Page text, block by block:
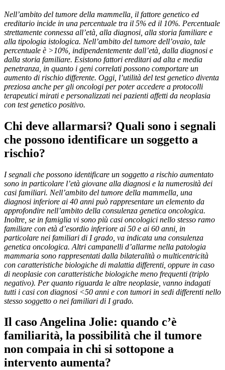
Nell’ambito del tumore della mammella, il fattore genetico ed
ereditario incide in una percentuale tra il 5% ed il 10%. Percentuale
strettamente connessa all’età, alla diagnosi, alla storia familiare e
alla tipologia istologica. Nell’ambito del tumore dell’ovaio, tale
percentuale è >10%, indipendentemente dall’età, dalla diagnosi e
dalla storia familiare. Esistono fattori ereditari ad alta e media
penetranza, in quanto i geni correlati possono comportare un
aumento di rischio differente. Oggi, l’utilità del test genetico diventa
preziosa anche per gli oncologi per poter accedere a protocolli
terapeutici mirati e personalizzati nei pazienti affetti da neoplasia
con test genetico positivo.
Chi deve allarmarsi? Quali sono i segnali
che possono identificare un soggetto a
rischio?
I segnali che possono identificare un soggetto a rischio aumentato
sono in particolare l’età giovane alla diagnosi e la numerosità dei
casi familiari. Nell’ambito del tumore della mammella, una
diagnosi inferiore ai 40 anni può rappresentare un elemento da
approfondire nell’ambito della consulenza genetica oncologica.
Inoltre, se in famiglia vi sono più casi oncologici nello stesso ramo
familiare con età d’esordio inferiore ai 50 e ai 60 anni, in
particolare nei familiari di I grado, va indicata una consulenza
genetica oncologica. Altri campanelli d’allarme nella patologia
mammaria sono rappresentati dalla bilateralità o multicentricità
con caratteristiche biologiche di malattia differenti, oppure in caso
di neoplasie con caratteristiche biologiche meno frequenti (triplo
negativo). Per quanto riguarda le altre neoplasie, vanno indagati
tutti i casi con diagnosi <50 anni e con tumori in sedi differenti nello
stesso soggetto o nei familiari di I grado.
Il caso Angelina Jolie: quando c’è
familiarità, la possibilità che il tumore
non compaia in chi si sottopone a
intervento aumenta?